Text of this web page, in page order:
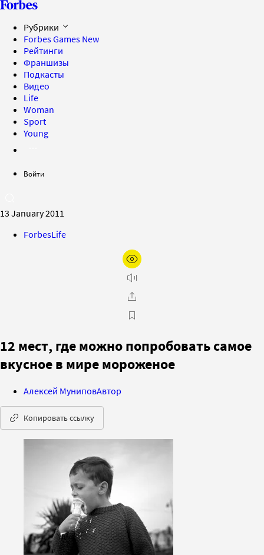
Рубрики
Forbes Games New
Рейтинги
Франшизы
Подкасты
Видео
Life
Woman
Sport
Young
Войти
13 January 2011
ForbesLife
12 мест, где можно попробовать самое
вкусное в мире мороженое
Алексей МуниповАвтор
Копировать ссылку